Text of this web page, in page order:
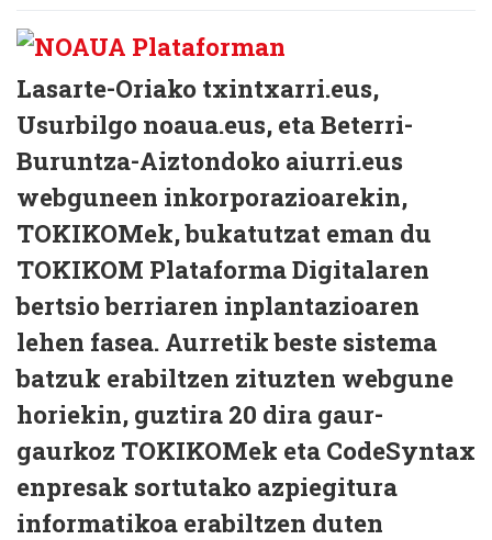
Lasarte-Oriako txintxarri.eus,
Usurbilgo noaua.eus, eta Beterri-
Buruntza-Aiztondoko aiurri.eus
webguneen inkorporazioarekin,
TOKIKOMek, bukatutzat eman du
TOKIKOM Plataforma Digitalaren
bertsio berriaren inplantazioaren
lehen fasea. Aurretik beste sistema
batzuk erabiltzen zituzten webgune
horiekin, guztira 20 dira gaur-
gaurkoz TOKIKOMek eta CodeSyntax
enpresak sortutako azpiegitura
informatikoa erabiltzen duten